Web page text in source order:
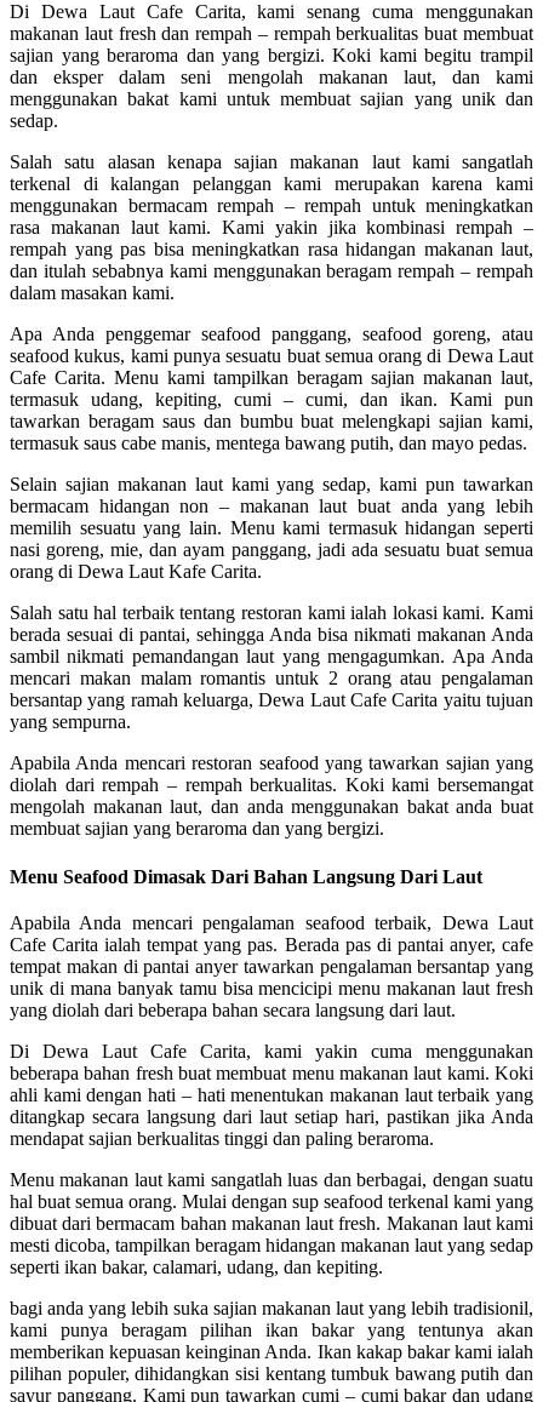
Di Dewa Laut Cafe Carita, kami senang cuma menggunakan
makanan laut fresh dan rempah – rempah berkualitas buat membuat
sajian yang beraroma dan yang bergizi. Koki kami begitu trampil
dan eksper dalam seni mengolah makanan laut, dan kami
menggunakan bakat kami untuk membuat sajian yang unik dan
sedap.
Salah satu alasan kenapa sajian makanan laut kami sangatlah
terkenal di kalangan pelanggan kami merupakan karena kami
menggunakan bermacam rempah – rempah untuk meningkatkan
rasa makanan laut kami. Kami yakin jika kombinasi rempah –
rempah yang pas bisa meningkatkan rasa hidangan makanan laut,
dan itulah sebabnya kami menggunakan beragam rempah – rempah
dalam masakan kami.
Apa Anda penggemar seafood panggang, seafood goreng, atau
seafood kukus, kami punya sesuatu buat semua orang di Dewa Laut
Cafe Carita. Menu kami tampilkan beragam sajian makanan laut,
termasuk udang, kepiting, cumi – cumi, dan ikan. Kami pun
tawarkan beragam saus dan bumbu buat melengkapi sajian kami,
termasuk saus cabe manis, mentega bawang putih, dan mayo pedas.
Selain sajian makanan laut kami yang sedap, kami pun tawarkan
bermacam hidangan non – makanan laut buat anda yang lebih
memilih sesuatu yang lain. Menu kami termasuk hidangan seperti
nasi goreng, mie, dan ayam panggang, jadi ada sesuatu buat semua
orang di Dewa Laut Kafe Carita.
Salah satu hal terbaik tentang restoran kami ialah lokasi kami. Kami
berada sesuai di pantai, sehingga Anda bisa nikmati makanan Anda
sambil nikmati pemandangan laut yang mengagumkan. Apa Anda
mencari makan malam romantis untuk 2 orang atau pengalaman
bersantap yang ramah keluarga, Dewa Laut Cafe Carita yaitu tujuan
yang sempurna.
Apabila Anda mencari restoran seafood yang tawarkan sajian yang
diolah dari rempah – rempah berkualitas. Koki kami bersemangat
mengolah makanan laut, dan anda menggunakan bakat anda buat
membuat sajian yang beraroma dan yang bergizi.
Menu Seafood Dimasak Dari Bahan Langsung Dari Laut
Apabila Anda mencari pengalaman seafood terbaik, Dewa Laut
Cafe Carita ialah tempat yang pas. Berada pas di pantai anyer, cafe
tempat makan di pantai anyer tawarkan pengalaman bersantap yang
unik di mana banyak tamu bisa mencicipi menu makanan laut fresh
yang diolah dari beberapa bahan secara langsung dari laut.
Di Dewa Laut Cafe Carita, kami yakin cuma menggunakan
beberapa bahan fresh buat membuat menu makanan laut kami. Koki
ahli kami dengan hati – hati menentukan makanan laut terbaik yang
ditangkap secara langsung dari laut setiap hari, pastikan jika Anda
mendapat sajian berkualitas tinggi dan paling beraroma.
Menu makanan laut kami sangatlah luas dan berbagai, dengan suatu
hal buat semua orang. Mulai dengan sup seafood terkenal kami yang
dibuat dari bermacam bahan makanan laut fresh. Makanan laut kami
mesti dicoba, tampilkan beragam hidangan makanan laut yang sedap
seperti ikan bakar, calamari, udang, dan kepiting.
bagi anda yang lebih suka sajian makanan laut yang lebih tradisionil,
kami punya beragam pilihan ikan bakar yang tentunya akan
memberikan kepuasan keinginan Anda. Ikan kakap bakar kami ialah
pilihan populer, dihidangkan sisi kentang tumbuk bawang putih dan
sayur panggang. Kami pun tawarkan cumi – cumi bakar dan udang